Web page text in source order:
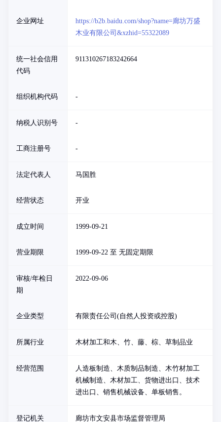
企业网址
https://b2b.baidu.com/shop?name=廊坊万盛
木业有限公司&xzhid=55322089
统一社会信用
代码
911310267183242664
组织机构代码 -
纳税人识别号 -
工商注册号 -
法定代表人 马国胜
经营状态 开业
成立时间 1999-09-21
营业期限 1999-09-22 至 无固定期限
审核/年检日
期
2022-09-06
企业类型 有限责任公司(自然人投资或控股)
所属行业 木材加工和木、竹、藤、棕、草制品业
经营范围
人造板制造、木质制品制造、木竹材加工
机械制造、木材加工、货物进出口、技术
进出口、销售机械设备、单板销售。
登记机关 廊坊市文安县市场监督管理局